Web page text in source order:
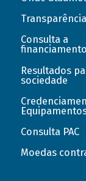
Transparência
Consulta a
Resultados
sociedade
Consulta PAC
Moedas